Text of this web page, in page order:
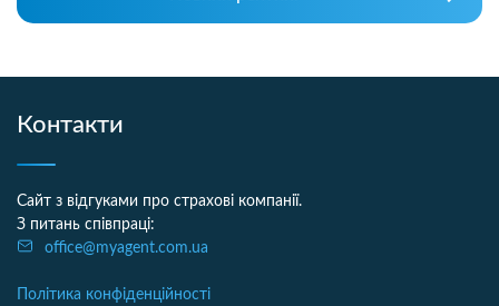
Контакти
Сайт з відгуками про страхові компанії.
З питань співпраці:
office@myagent.com.ua
Політика конфіденційності